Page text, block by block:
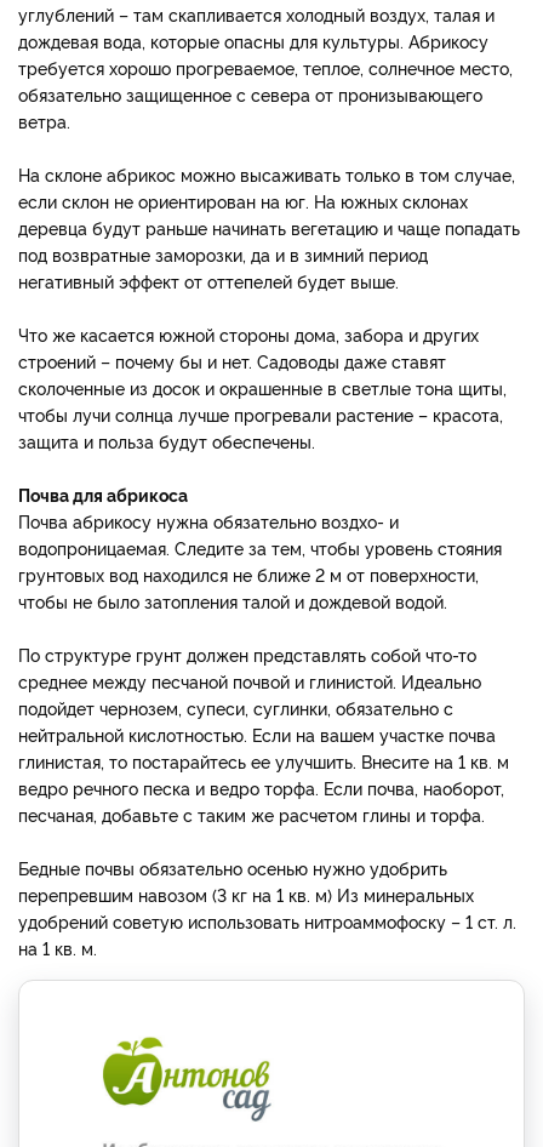
углублений – там скапливается холодный воздух, талая и
дождевая вода, которые опасны для культуры. Абрикосу
требуется хорошо прогреваемое, теплое, солнечное место,
обязательно защищенное с севера от пронизывающего
ветра.
На склоне абрикос можно высаживать только в том случае,
если склон не ориентирован на юг. На южных склонах
деревца будут раньше начинать вегетацию и чаще попадать
под возвратные заморозки, да и в зимний период
негативный эффект от оттепелей будет выше.
Что же касается южной стороны дома, забора и других
строений – почему бы и нет. Садоводы даже ставят
сколоченные из досок и окрашенные в светлые тона щиты,
чтобы лучи солнца лучше прогревали растение – красота,
защита и польза будут обеспечены.
Почва для абрикоса
Почва абрикосу нужна обязательно воздхо- и
водопроницаемая. Следите за тем, чтобы уровень стояния
грунтовых вод находился не ближе 2 м от поверхности,
чтобы не было затопления талой и дождевой водой.
По структуре грунт должен представлять собой что-то
среднее между песчаной почвой и глинистой. Идеально
подойдет чернозем, супеси, суглинки, обязательно с
нейтральной кислотностью. Если на вашем участке почва
глинистая, то постарайтесь ее улучшить. Внесите на 1 кв. м
ведро речного песка и ведро торфа. Если почва, наоборот,
песчаная, добавьте с таким же расчетом глины и торфа.
Бедные почвы обязательно осенью нужно удобрить
перепревшим навозом (3 кг на 1 кв. м) Из минеральных
удобрений советую использовать нитроаммофоску – 1 ст. л.
на 1 кв. м.